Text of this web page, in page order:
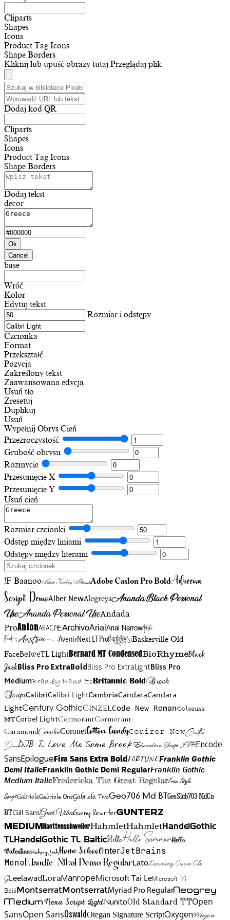
Cliparts
Shapes
Icons
Product Tag Icons
Shape Borders
Kliknij lub upuść obrazy tutaj Przeglądaj plik
Dodaj kod QR
Cliparts
Shapes
Icons
Product Tag Icons
Shape Borders
Dodaj tekst
decor
Ok
Cancel
base
Wróć
Kolor
Edytuj tekst
Rozmiar i odstępy
Czcionka
Format
Przekształć
Pozycja
Zakreślony tekst
Zaawansowana edycja
Usuń tło
Zresetuj
Duplikuj
Usuń
Wypełnij Obrys Cień
Przezroczystość
Grubość obrysu
Rozmycie
Przesunięcie X
Przesunięcie Y
Usuń cień
Rozmiar czcionki
Odstęp między liniami
Odstępy między literami
!F BaanooAdine Kirnberg AlternateAdobe Caslon Pro BoldAdreena
Script DemoAlber NewAlegreyaAnanda Black Personal
UseAnanda Personal UseAndada
ProAntonAracneArchivoArialArial NarrowArtistic
FriendAustriaAvenirNext LT ProBadelionBaskerville Old
FaceBelweTL LightBernard MT CondensedBioRhymeBlack
JackBliss Pro ExtraBoldBliss Pro ExtraLightBliss Pro
MediumBradley Hand Itc Britannic Bold Brock
ScriptCalibriCalibri LightCambriaCandaraCandara
LightCentury GothicCinzelCode New RomanColonna
MTCorbel LightCormorantCormorant
GaramondCorneliaCoronetCotton CandyCouirer NewCreattion
DemoDJB I Love Me Some BrookEdwardian Script ITCEncode
SansEpilogueFira Sans Extra BoldFortuneFranklin Gothic
Demi ItalicFranklin Gothic Demi RegularFranklin Gothic
Medium ItalicFredericka The Great RegularFree Style
ScriptGabriolaGabriola OneGabriola TwoGeo706 Md BTGeoSlab703 MdCn
BTGill SansGreat VibesGunny RewriterGunterz
Medium HaettenschweilerHahmletHahmletHandelGothic
TLHandelGothic TL BalticHelloHello SummerHello
ValentinaHickory JackHome SchoolInterJetBrains
MonoKlaudie Nikol Demo RegularLatoLearning Curve Alt
GLeelawadLoraManropeMicrosoft Tai LeMicrosoft Yi
BaitiMontserratMontserratMyriad Pro RegularNeogrey
MediumNexa Script LightNunitoOld Standard TTOpen
SansOpen SansOswaldOtegan Signature ScriptOxygenPinyon